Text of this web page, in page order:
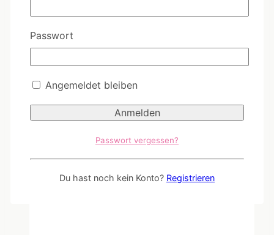
Bitte melden Sie sich an!
Passwort
Angemeldet bleiben
Passwort vergessen?
Du hast noch kein Konto? Registrieren